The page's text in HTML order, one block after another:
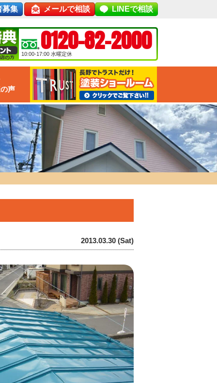
募集 メールで相談 LINEで相談
0120-82-2000
10:00-17:00 水曜定休
声
2013.03.30 (Sat)